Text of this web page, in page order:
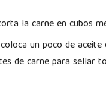
la carne en cubos
un poco de
de carne para sellar